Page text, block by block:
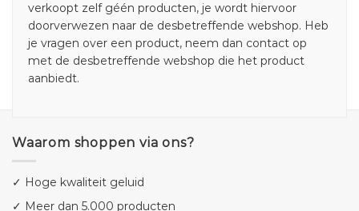
verkoopt zelf géén producten, je wordt hiervoor
doorverwezen naar de desbetreffende webshop. Heb
je vragen over een product, neem dan contact op
met de desbetreffende webshop die het product
aanbiedt.
Waarom shoppen via ons?
✓ Hoge kwaliteit geluid
✓ Meer dan 5.000 producten